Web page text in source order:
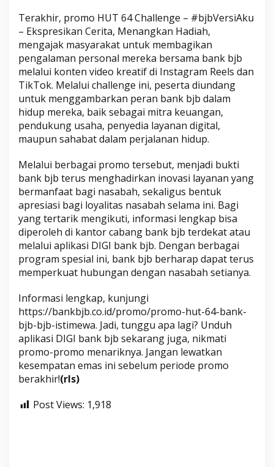
Terakhir, promo HUT 64 Challenge – #bjbVersiAku
– Ekspresikan Cerita, Menangkan Hadiah,
mengajak masyarakat untuk membagikan
pengalaman personal mereka bersama bank bjb
melalui konten video kreatif di Instagram Reels dan
TikTok. Melalui challenge ini, peserta diundang
untuk menggambarkan peran bank bjb dalam
hidup mereka, baik sebagai mitra keuangan,
pendukung usaha, penyedia layanan digital,
maupun sahabat dalam perjalanan hidup.
Melalui berbagai promo tersebut, menjadi bukti
bank bjb terus menghadirkan inovasi layanan yang
bermanfaat bagi nasabah, sekaligus bentuk
apresiasi bagi loyalitas nasabah selama ini. Bagi
yang tertarik mengikuti, informasi lengkap bisa
diperoleh di kantor cabang bank bjb terdekat atau
melalui aplikasi DIGI bank bjb. Dengan berbagai
program spesial ini, bank bjb berharap dapat terus
memperkuat hubungan dengan nasabah setianya.
Informasi lengkap, kunjungi
https://bankbjb.co.id/promo/promo-hut-64-bank-
bjb-bjb-istimewa. Jadi, tunggu apa lagi? Unduh
aplikasi DIGI bank bjb sekarang juga, nikmati
promo-promo menariknya. Jangan lewatkan
kesempatan emas ini sebelum periode promo
berakhir!(rls)
Post Views: 1,918